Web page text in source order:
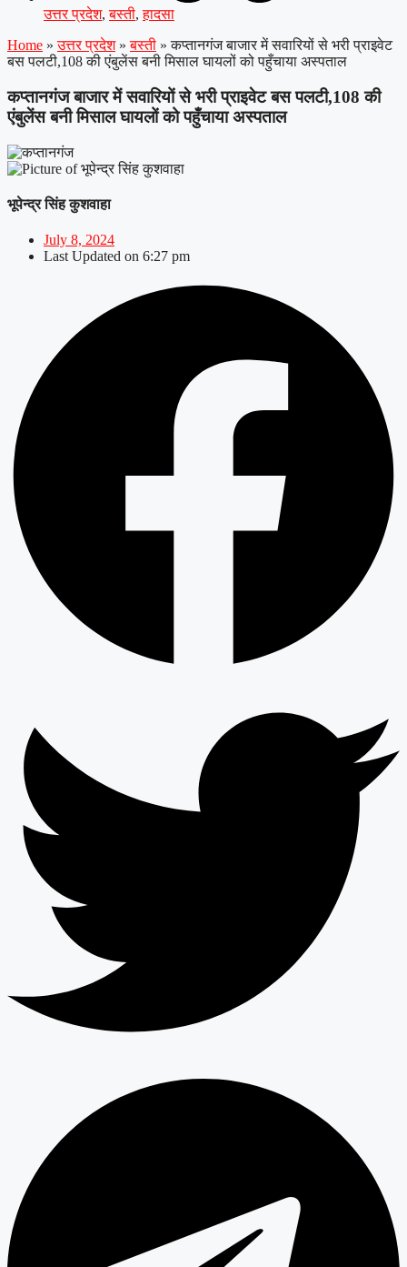
उत्तर प्रदेश,बस्ती,हादसा
Home » उत्तर प्रदेश » बस्ती » कप्तानगंज बाजार में सवारियों से भरी प्राइवेट
बस पलटी,108 की एंबुलेंस बनी मिसाल घायलों को पहुँचाया अस्पताल
कप्तानगंज बाजार में सवारियों से भरी प्राइवेट बस पलटी,108 की
एंबुलेंस बनी मिसाल घायलों को पहुँचाया अस्पताल
भूपेन्द्र सिंह कुशवाहा
July 8, 2024
Last Updated on 6:27 pm